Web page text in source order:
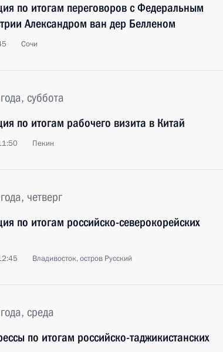
по итогам переговоров с Федеральным
Александром ван дер Белленом
Сочи
суббота
по итогам рабочего визита в Китай
Пекин
четверг
по итогам российско-северокорейских
Владивосток, остров Русский
среда
по итогам российско-таджикистанских